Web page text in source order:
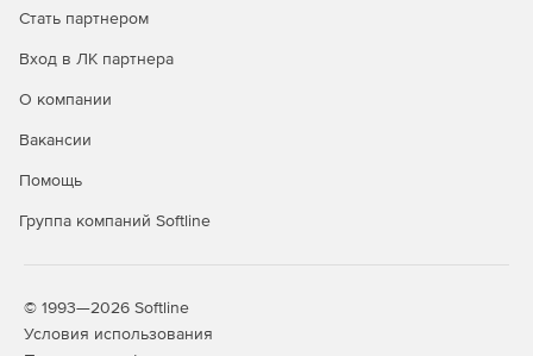
Стать партнером
Вход в ЛК партнера
О компании
Вакансии
Помощь
Группа компаний Softline
© 1993—2026 Softline
Условия использования